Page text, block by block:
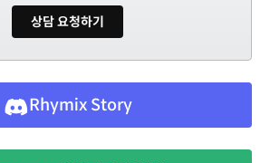
상담 요청하기
Rhymix Story